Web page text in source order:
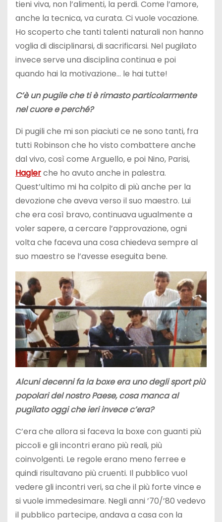
tieni viva, non l’alimenti, la perdi. Come l’amore,
anche la tecnica, va curata. Ci vuole vocazione.
Ho scoperto che tanti talenti naturali non hanno
voglia di disciplinarsi, di sacrificarsi. Nel pugilato
invece serve una disciplina continua e poi
quando hai la motivazione… le hai tutte!
C’è un pugile che ti è rimasto particolarmente
nel cuore e perché?
Di pugili che mi son piaciuti ce ne sono tanti, fra
tutti Robinson che ho visto combattere anche
dal vivo, così come Arguello, e poi Nino, Parisi,
Haglerche ho avuto anche in palestra.
Quest’ultimo mi ha colpito di più anche per la
devozione che aveva verso il suo maestro. Lui
che era così bravo, continuava ugualmente a
voler sapere, a cercare l’approvazione, ogni
volta che faceva una cosa chiedeva sempre al
suo maestro se l’avesse eseguita bene.
Alcuni decenni fa la boxe era uno degli sport più
popolari del nostro Paese, cosa manca al
pugilato oggi che ieri invece c’era?
C’era che allora si faceva la boxe con guanti più
piccoli e gli incontri erano più reali, più
coinvolgenti. Le regole erano meno ferree e
quindi risultavano più cruenti. Il pubblico vuol
vedere gli incontri veri, sa che il più forte vince e
si vuole immedesimare. Negli anni ’70/’80 vedevo
il pubblico partecipe, andava a casa con la